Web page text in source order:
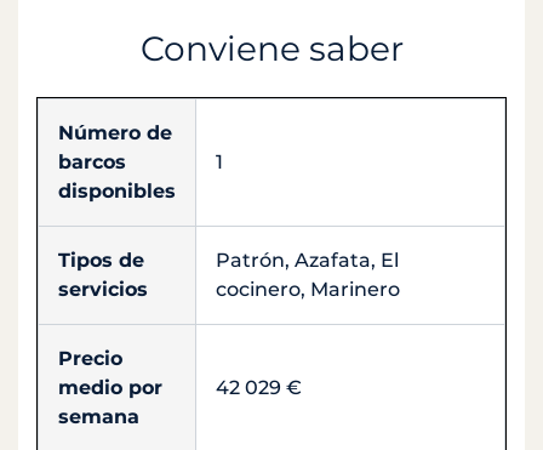
Conviene saber
Número de
barcos
disponibles
1
Tipos de
servicios
Patrón, Azafata, El
cocinero, Marinero
Precio
medio por
semana
42 029 €